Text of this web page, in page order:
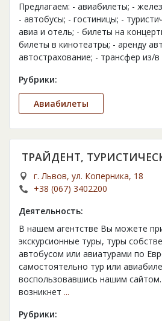
Предлагаем: - авиабилеты; -
- автобусы; - гостиницы; -
авиа и отель; - билеты на
билеты в кинотеатры; - аренду
автострахование; - трансфер из/в
Рубрики:
Авиабилеты
ТРАЙДЕНТ,
г. Львов, ул. Коперника, 18
+38 (067) 3402200
Деятельность:
В нашем агентстве Вы можете
экскурсионные туры, туры
автобусом или авиатурами по
самостоятельно тур или
воспользовавшись нашим
возникнет ...
Рубрики: